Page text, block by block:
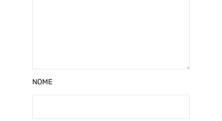
NOME